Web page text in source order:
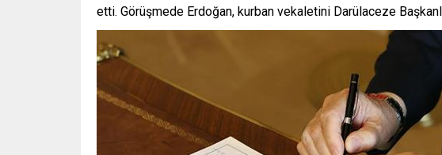
etti. Görüşmede Erdoğan, kurban vekaletini Darülaceze